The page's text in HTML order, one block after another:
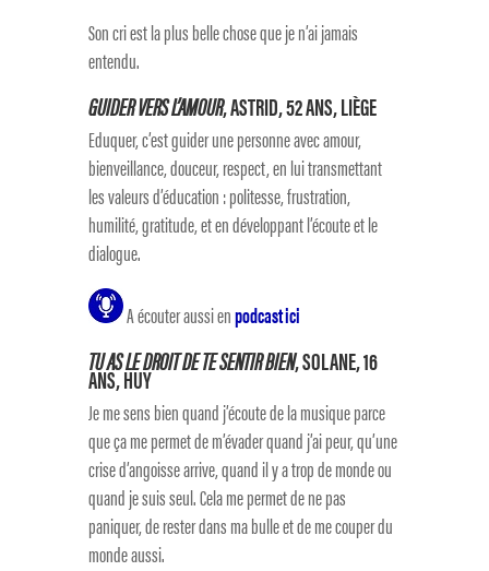
Son cri est la plus belle chose que je n’ai jamais
entendu.
GUIDER VERS L’AMOUR, ASTRID, 52 ANS, LIÈGE
Eduquer, c’est guider une personne avec amour,
bienveillance, douceur, respect, en lui transmettant
les valeurs d’éducation : politesse, frustration,
humilité, gratitude, et en développant l’écoute et le
dialogue.
A écouter aussi enpodcast ici
TU AS LE DROIT DE TE SENTIR BIEN, SOLANE, 16
ANS, HUY
Je me sens bien quand j’écoute de la musique parce
que ça me permet de m’évader quand j’ai peur, qu’une
crise d’angoisse arrive, quand il y a trop de monde ou
quand je suis seul. Cela me permet de ne pas
paniquer, de rester dans ma bulle et de me couper du
monde aussi.